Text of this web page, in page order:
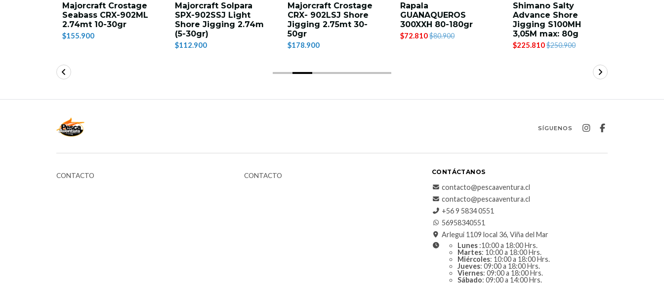
Majorcraft Crostage
Seabass CRX-902ML
2.74mt 10-30gr
$155.900
Majorcraft Solpara
SPX-902SSJ Light
Shore Jigging 2.74m
(5-30gr)
$112.900
Majorcraft Crostage
CRX- 902LSJ Shore
Jigging 2.75mt 30-
50gr
$178.900
Rapala
GUANAQUEROS
300XXH 80-180gr
$72.810$80.900
Shimano Salty
Advance Shore
Jigging S100MH
3,05M max: 80g
$225.810$250.900
SÍGUENOS
CONTACTO CONTACTO CONTÁCTANOS
contacto@pescaaventura.cl
contacto@pescaaventura.cl
+56 9 5834 0551
56958340551
Arlegui 1109 local 36, Viña del Mar
Lunes :10:00 a 18:00 Hrs.
Martes: 10:00 a 18:00 Hrs.
Miércoles: 10:00 a 18:00 Hrs.
Jueves: 09:00 a 18:00 Hrs.
Viernes: 09:00 a 18:00 Hrs.
Sábado: 09:00 a 14:00 Hrs.